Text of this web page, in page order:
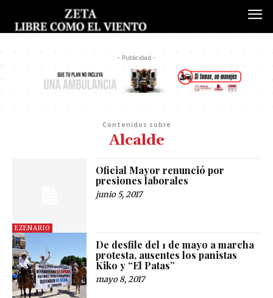
- Publicidad -
Contenidos sobre
Alcalde
EZENARIO
Oficial Mayor renunció por
presiones laborales
junio 5, 2017
De desfile del 1 de mayo a marcha
protesta, ausentes los panistas
Kiko y “El Patas”
mayo 8, 2017